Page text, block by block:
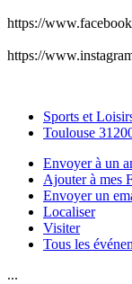
https://
https://
Sports et
Toulouse
Envoyer à un
Ajouter à mes
Envoyer un
Localiser
Visiter
Tous les
...